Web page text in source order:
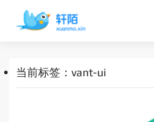
当前标签：vant-ui